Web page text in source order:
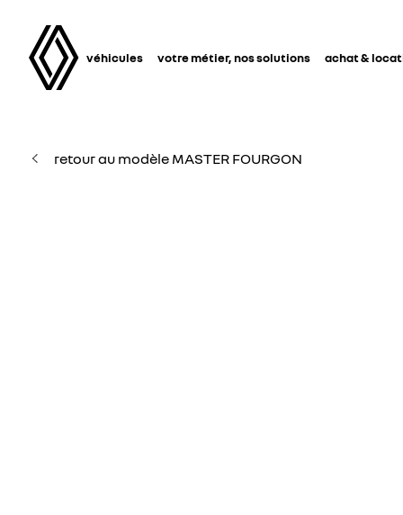
véhicules votre métier, nos solutions achat &
retour au modèle MASTER FOURGON